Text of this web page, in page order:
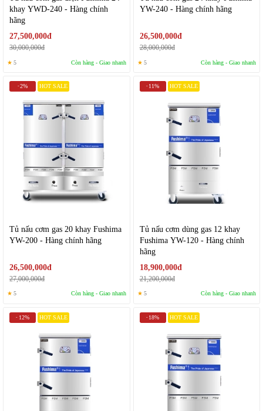
khay YWD-240 - Hàng chính
hãng
27,500,000đ
30,000,000đ
★ 5 Còn hàng - Giao nhanh
YW-240 - Hàng chính hãng
26,500,000đ
28,000,000đ
★ 5 Còn hàng - Giao nhanh
-2% HOT SALE
Tủ nấu cơm gas 20 khay Fushima
YW-200 - Hàng chính hãng
26,500,000đ
27,000,000đ
★ 5 Còn hàng - Giao nhanh
- 11% HOT SALE
Tủ nấu cơm dùng gas 12 khay
Fushima YW-120 - Hàng chính
hãng
18,900,000đ
21,200,000đ
★ 5 Còn hàng - Giao nhanh
- 12% HOT SALE - 18% HOT SALE